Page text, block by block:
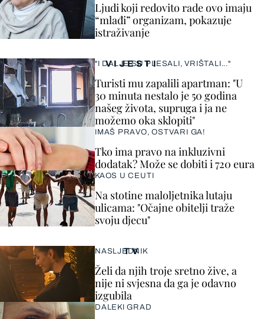
VIJESTI
"I DALJE SU PLESALI, VRIŠTALI..."
Turisti mu zapalili apartman: "U
30 minuta nestalo je 50 godina
našeg života, supruga i ja ne
možemo oka sklopiti"
IMAŠ PRAVO, OSTVARI GA!
Tko ima pravo na inkluzivni
dodatak? Može se dobiti i 720 eura
KAOS U CEUTI
Na stotine maloljetnika lutaju
ulicama: "Očajne obitelji traže
svoju djecu"
Ljudi koji redovito rade ovo imaju
“mlađi” organizam, pokazuje
istraživanje
TV
NASLJEDNIK
Želi da njih troje sretno žive, a
nije ni svjesna da ga je odavno
izgubila
DALEKI GRAD